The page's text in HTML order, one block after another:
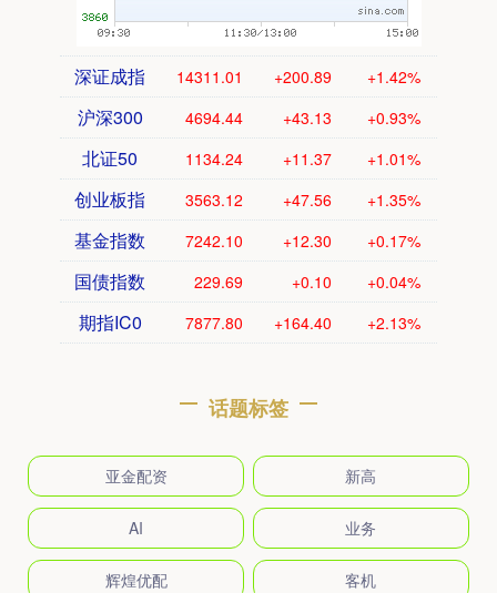
深证成指 14311.01 +200.89 +1.42%
沪深300 4694.44 +43.13 +0.93%
北证50 1134.24 +11.37 +1.01%
创业板指 3563.12 +47.56 +1.35%
基金指数 7242.10 +12.30 +0.17%
国债指数 229.69 +0.10 +0.04%
期指IC0 7877.80 +164.40 +2.13%
话题标签
亚金配资 新高
AI 业务
辉煌优配 客机